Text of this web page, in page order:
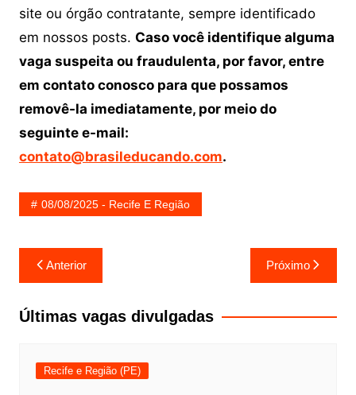
site ou órgão contratante, sempre identificado
em nossos posts. Caso você identifique alguma
vaga suspeita ou fraudulenta, por favor, entre
em contato conosco para que possamos
removê-la imediatamente, por meio do
seguinte e-mail:
contato@brasileducando.com.
08/08/2025 - Recife E Região
Navegação
de
Post
Anterior Próximo
Últimas vagas divulgadas
Recife e Região (PE)